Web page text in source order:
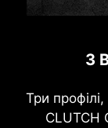
3
Три
CLUTCH